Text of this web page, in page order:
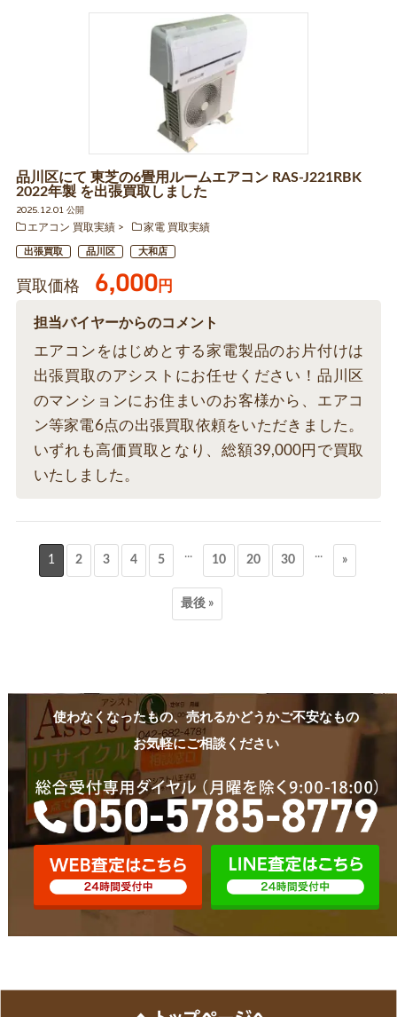
品川区にて 東芝の6畳用ルームエアコン RAS-J221RBK
2022年製 を出張買取しました
2025.12.01 公開
エアコン 買取実績
家電 買取実績
出張買取 品川区 大和店
買取価格 6,000円
担当バイヤーからのコメント
エアコンをはじめとする家電製品のお片付けは
出張買取のアシストにお任せください！品川区
のマンションにお住まいのお客様から、エアコ
ン等家電6点の出張買取依頼をいただきました。
いずれも高価買取となり、総額39,000円で買取
いたしました。
1 2 3 4 5 ... 10 20 30 ... »
最後 »
使わなくなったもの、売れるかどうかご不安なもの
お気軽にご相談ください